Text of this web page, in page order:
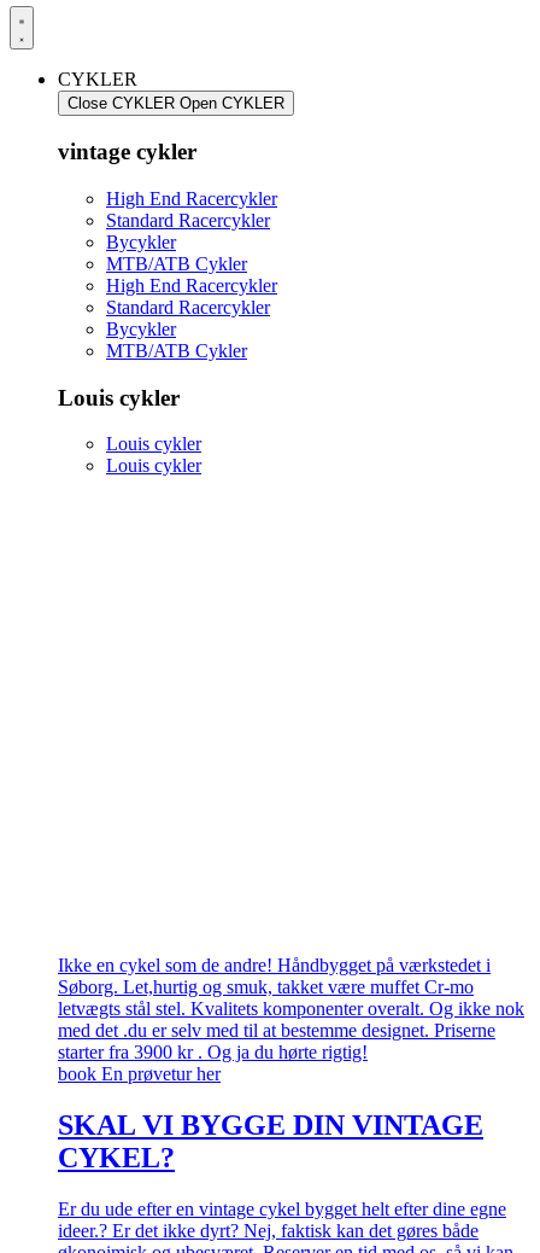
CYKLER
Close CYKLER Open CYKLER
vintage cykler
High End Racercykler
Standard Racercykler
Bycykler
MTB/ATB Cykler
High End Racercykler
Standard Racercykler
Bycykler
MTB/ATB Cykler
Louis cykler
Louis cykler
Louis cykler
Ikke en cykel som de andre! Håndbygget på værkstedet i
Søborg. Let,hurtig og smuk, takket være muffet Cr-mo
letvægts stål stel. Kvalitets komponenter overalt. Og ikke nok
med det .du er selv med til at bestemme designet. Priserne
starter fra 3900 kr . Og ja du hørte rigtig!
book En prøvetur her
SKAL VI BYGGE DIN VINTAGE
CYKEL?
Er du ude efter en vintage cykel bygget helt efter dine egne
ideer.? Er det ikke dyrt? Nej, faktisk kan det gøres både